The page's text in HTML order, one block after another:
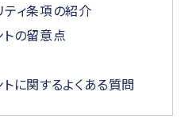
ティ条項の紹介
トの留意点
トに関するよくある質問